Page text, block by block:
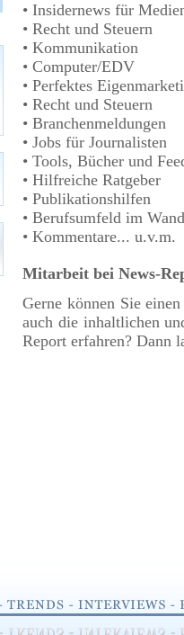
• Insidernews für
• Recht und Steuern
• Kommunikation
• Computer/EDV
• Perfektes
• Recht und Steuern
• Branchenmeldungen
• Jobs für Journalisten
• Tools, Bücher und
• Hilfreiche Ratgeber
• Publikationshilfen
• Berufsumfeld im
• Kommentare... u.v.m.
Mitarbeit bei News-
Gerne können Sie
auch die inhaltlichen
Report erfahren? Dann